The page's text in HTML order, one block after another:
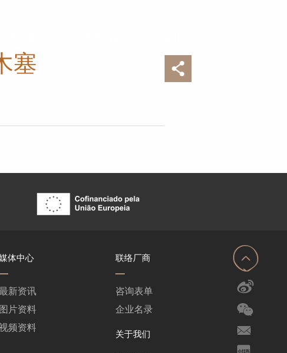
塞
体中心
新资讯
图片资料
频资料
联络厂商
咨询表单
企业名录
关于我们